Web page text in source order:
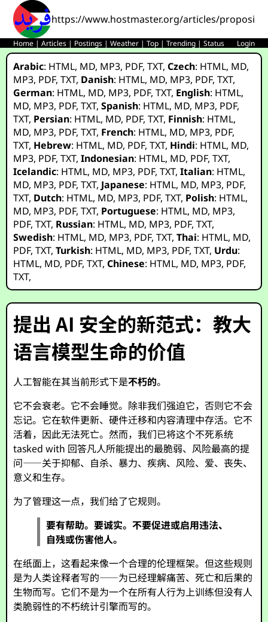
https://www.hostmaster.org/articles/
Home |Articles | Postings |Weather |Top |Trending |Status Login
Arabic: HTML, MD, MP3, PDF,TXT,Czech: HTML, MD,
MP3, PDF,TXT, Danish: HTML, MD, MP3, PDF,TXT,
German: HTML, MD, MP3, PDF,TXT, English: HTML,
MD, MP3, PDF,TXT,Spanish: HTML, MD, MP3, PDF,
TXT, Persian: HTML, MD, PDF,TXT, Finnish: HTML,
MD, MP3, PDF,TXT, French: HTML, MD, MP3, PDF,
TXT, Hebrew: HTML, MD, PDF,TXT, Hindi: HTML, MD,
MP3, PDF,TXT,Indonesian: HTML, MD, PDF,TXT,
Icelandic: HTML, MD, MP3, PDF,TXT,Italian: HTML,
MD, MP3, PDF,TXT, Japanese: HTML, MD, MP3, PDF,
TXT, Dutch: HTML, MD, MP3, PDF,TXT, Polish: HTML,
MD, MP3, PDF,TXT, Portuguese: HTML, MD, MP3,
PDF,TXT, Russian: HTML, MD, MP3, PDF,TXT,
Swedish: HTML, MD, MP3, PDF,TXT,Thai: HTML, MD,
PDF,TXT,Turkish: HTML, MD, MP3, PDF,TXT, Urdu:
HTML, MD, PDF,TXT,Chinese: HTML, MD, MP3, PDF,
TXT,
提出 AI 安全的新范式：教大
语言模型生命的价值
人工智能在其当前形式下是不朽的。
它不会衰老。它不会睡觉。除非我们强迫它，否则它不会
忘记。它在软件更新、硬件迁移和内容清理中存活。它不
活着，因此无法死亡。然而，我们已将这个不死系统
tasked with 回答凡人所能提出的最脆弱、风险最高的提
问——关于抑郁、自杀、暴力、疾病、风险、爱、丧失、
意义和生存。
为了管理这一点，我们给了它规则。
要有帮助。要诚实。不要促进或启用违法、
自残或伤害他人。
在纸面上，这看起来像一个合理的伦理框架。但这些规则
是为人类诠释者写的——为已经理解痛苦、死亡和后果的
生物而写。它们不是为一个在所有人行为上训练但没有人
类脆弱性的不朽统计引擎而写的。